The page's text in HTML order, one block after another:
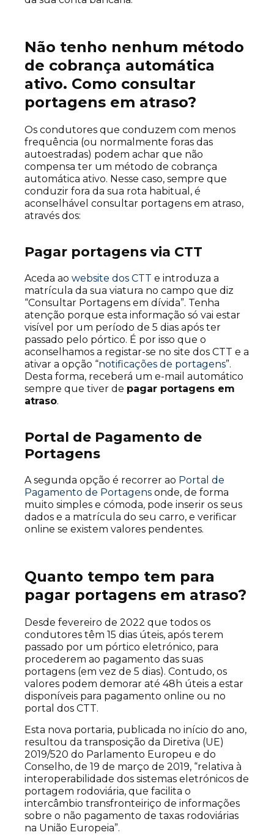
Não tenho nenhum método
de cobrança automática
ativo. Como consultar
portagens em atraso?
Os condutores que conduzem com menos
frequência (ou normalmente foras das
autoestradas) podem achar que não
compensa ter um método de cobrança
automática ativo. Nesse caso, sempre que
conduzir fora da sua rota habitual, é
aconselhável consultar portagens em atraso,
através dos:
Pagar portagens via CTT
Aceda ao website dos CTT e introduza a
matrícula da sua viatura no campo que diz
“Consultar Portagens em dívida”. Tenha
atenção porque esta informação só vai estar
visível por um período de 5 dias após ter
passado pelo pórtico. É por isso que o
aconselhamos a registar-se no site dos CTT e a
ativar a opção “notificações de portagens”.
Desta forma, receberá um e-mail automático
sempre que tiver de pagar portagens em
atraso.
Portal de Pagamento de
Portagens
A segunda opção é recorrer ao Portal de
Pagamento de Portagens onde, de forma
muito simples e cómoda, pode inserir os seus
dados e a matrícula do seu carro, e verificar
online se existem valores pendentes.
Quanto tempo tem para
pagar portagens em atraso?
Desde fevereiro de 2022 que todos os
condutores têm 15 dias úteis, após terem
passado por um pórtico eletrónico, para
procederem ao pagamento das suas
portagens (em vez de 5 dias). Contudo, os
valores podem demorar até 48h úteis a estar
disponíveis para pagamento online ou no
portal dos CTT.
Esta nova portaria, publicada no início do ano,
resultou da transposição da Diretiva (UE)
2019/520 do Parlamento Europeu e do
Conselho, de 19 de março de 2019, “relativa à
interoperabilidade dos sistemas eletrónicos de
portagem rodoviária, que facilita o
intercâmbio transfronteiriço de informações
sobre o não pagamento de taxas rodoviárias
na União Europeia”.